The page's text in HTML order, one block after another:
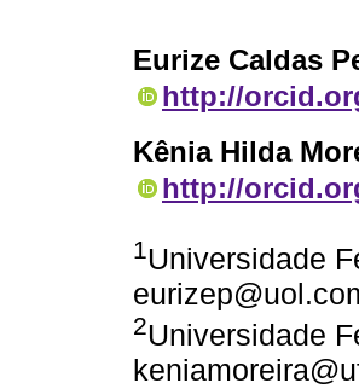
Eurize Caldas
http://
Kênia Hilda
http://
1 Universidade
2Universidade